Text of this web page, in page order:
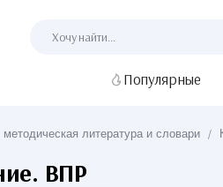
Популярные
литература и словари /
ВПР